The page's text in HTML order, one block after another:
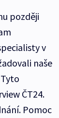
později
v
naše
ČT24.
Pomoc